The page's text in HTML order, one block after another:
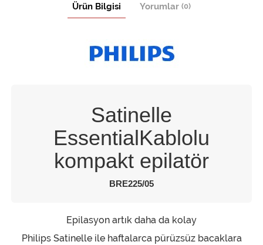
Ürün Bilgisi Yorumlar (0)
Satinelle
EssentialKablolu
kompakt epilatör
BRE225/05
Epilasyon artık daha da kolay
Philips Satinelle ile haftalarca pürüzsüz bacaklara